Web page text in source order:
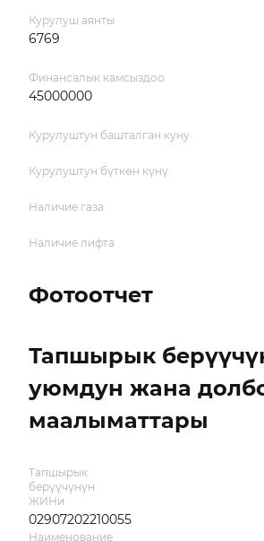
Курулуш аянты
6769
Финансалык камсыздоо
45000000
Курулуштун башталган куну
Курулуштун бүткөн күнү
Наличие газа
Наличие лифта
Фотоотчет
Тапшырык
уюмдун жана
маалыматтары
Тапшырык
берүүчүнүн
ЖИНи
02907202210055
Наименование